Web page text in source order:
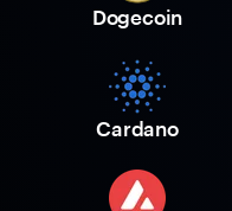
Dogecoin
Cardano